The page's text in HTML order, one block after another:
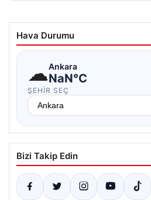
Hava Durumu
☁Ankara
NaN°C
ŞEHIR SEÇ
Bizi Takip Edin